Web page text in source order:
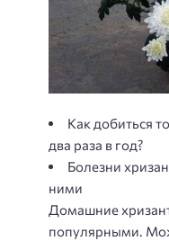
Как добиться
два раза в год?
Болезни
ними
Домашние
популярными.